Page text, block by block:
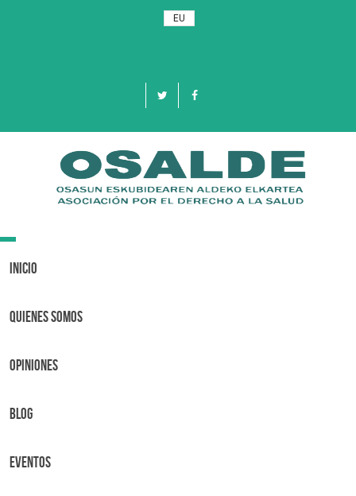
EU
Toggle
Inicio
Quienes Somos
OPINIONES
BLOG
Eventos